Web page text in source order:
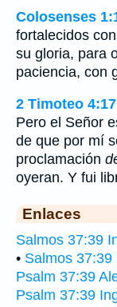
Colosenses
fortalecidos
su gloria, para
paciencia, con
2 Timoteo 4:17
Pero el Señor
de que por mí
proclamación
oyeran. Y fui
Enlaces
Salmos 37:39
• Salmos 37:39
Psalm 37:39
Psalm 37:39